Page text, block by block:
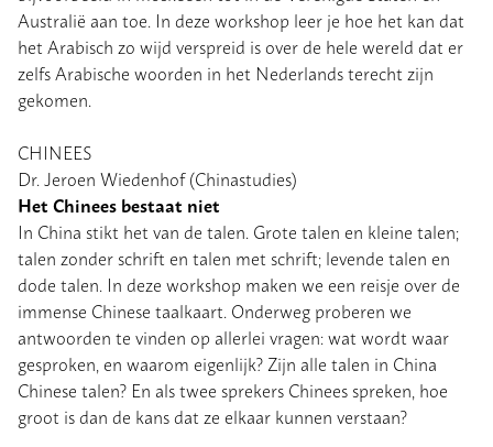
Australië aan toe. In deze workshop leer je hoe het kan dat
het Arabisch zo wijd verspreid is over de hele wereld dat er
zelfs Arabische woorden in het Nederlands terecht zijn
gekomen.
CHINEES
Dr. Jeroen Wiedenhof (Chinastudies)
Het Chinees bestaat niet
In China stikt het van de talen. Grote talen en kleine talen;
talen zonder schrift en talen met schrift; levende talen en
dode talen. In deze workshop maken we een reisje over de
immense Chinese taalkaart. Onderweg proberen we
antwoorden te vinden op allerlei vragen: wat wordt waar
gesproken, en waarom eigenlijk? Zijn alle talen in China
Chinese talen? En als twee sprekers Chinees spreken, hoe
groot is dan de kans dat ze elkaar kunnen verstaan?